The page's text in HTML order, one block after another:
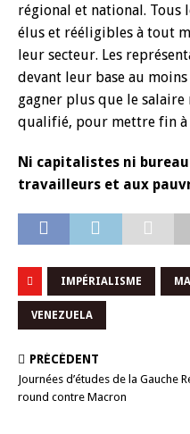
régional et national. Tous
élus et rééligibles à tout
leur secteur. Les
devant leur base au
gagner plus que le
qualifié, pour mettre fin
Ni capitalistes ni
travailleurs et aux
IMPÉRIALISME
VENEZUELA
PRÉCÉDENT
Journées d’études de la Gauche
round contre Macron